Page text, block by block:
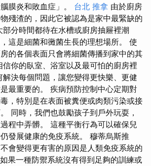
膜炎和敗血症」。 台北 推拿 由於廚房
殘渣的，因此它被認為是家中最緊缺的
分時間都待在水槽或廚房抽屜裡潮
這是細菌和黴菌生長的理想場所。 使
的各個表面只會將細菌傳播到家中的其
你的臥室、浴室以及最可怕的廚房裡
決每個問題，讓您變得更快樂、更健
最重要的。 疾病預防控制中心定期對
，特別是在表面被糞便或肉類污染或接
同時，我們也鼓勵孩子到戶外玩耍，
程中弄髒。 這種平衡行為可以確保兒
發展健康的免疫系統。 穆蒂烏斯推
會變得更有害的原因是人類免疫系統的
如果一種防禦系統沒有得到足夠的訓練或